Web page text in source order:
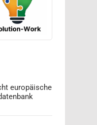
europäische